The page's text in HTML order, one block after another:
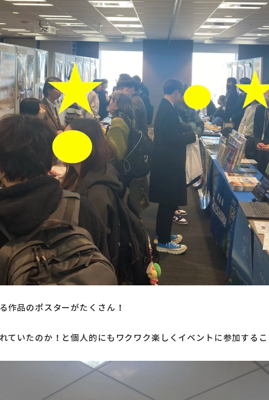
作品のポスターがたくさん！
ていたのか！と個人的にもワクワク楽しくイベントに参加する